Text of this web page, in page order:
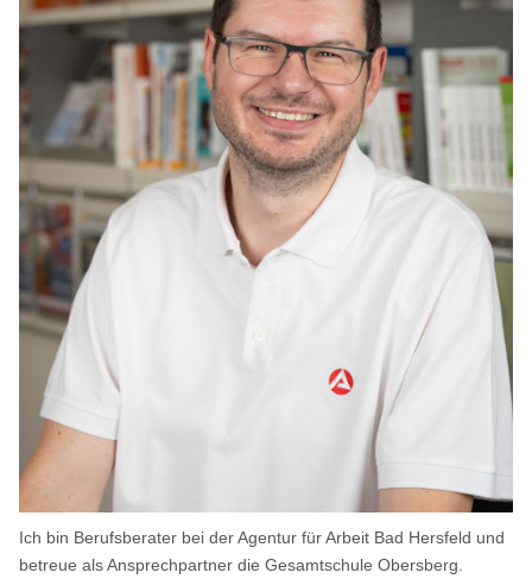
Ich bin Berufsberater bei der Agentur für Arbeit Bad Hersfeld und
betreue als Ansprechpartner die Gesamtschule Obersberg.